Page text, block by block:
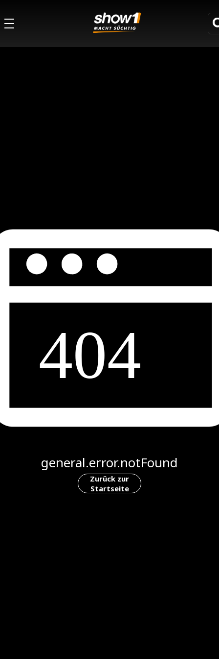
general.error.notFound
Zurück zur
Startseite